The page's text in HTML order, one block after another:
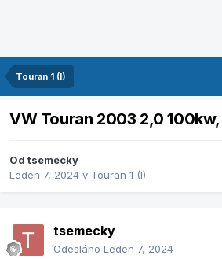
Touran 1 (I)
VW Touran 2003 2,0 100kw,
Od tsemecky
Leden 7, 2024 v Touran 1 (I)
tsemecky
Odesláno Leden 7, 2024